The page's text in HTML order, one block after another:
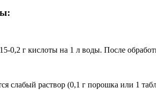
0,2 г кислоты на 1 л воды. После
слабый раствор (0,1 г порошка или 1